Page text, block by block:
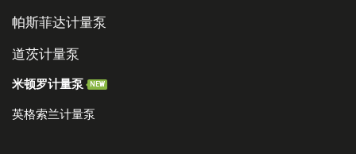
帕斯菲达计量泵
道茨计量泵
米顿罗计量泵 NEW
英格索兰计量泵